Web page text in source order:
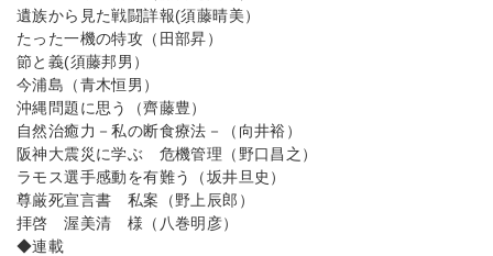
遺族から見た戦闘詳報(須藤晴美）
たった一機の特攻（田部昇）
節と義(須藤邦男）
今浦島（青木恒男）
沖縄問題に思う（齊藤豊）
自然治癒力－私の断食療法－（向井裕）
阪神大震災に学ぶ 危機管理（野口昌之）
ラモス選手感動を有難う（坂井旦史）
尊厳死宣言書 私案（野上辰郎）
拝啓 渥美清 様（八巻明彦）
◆連載